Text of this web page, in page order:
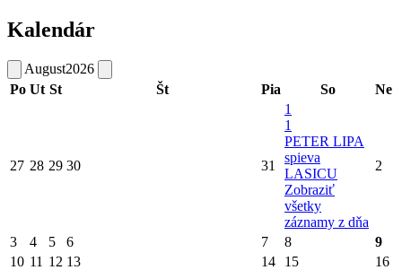
Kalendár
August2026
Po Ut St Št Pia So Ne
27 28 29 30 31
1
1
PETER LIPA
spieva
LASICU
Zobraziť
všetky
záznamy z dňa
2
3 4 5 6 7 8
9
10 11 12 13 14 15
16